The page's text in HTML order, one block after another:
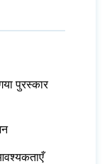
पुरस्कार